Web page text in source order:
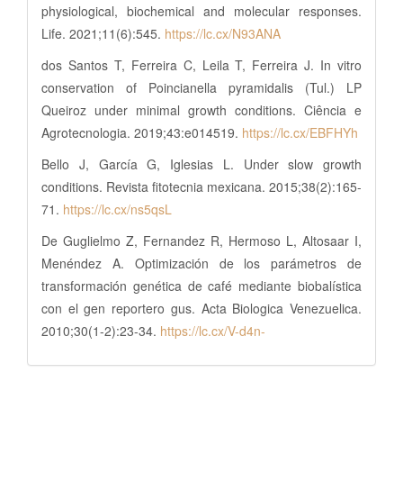
physiological, biochemical and molecular responses.
Life. 2021;11(6):545. https://lc.cx/N93ANA
dos Santos T, Ferreira C, Leila T, Ferreira J. In vitro
conservation of Poincianella pyramidalis (Tul.) LP
Queiroz under minimal growth conditions. Ciência e
Agrotecnologia. 2019;43:e014519. https://lc.cx/EBFHYh
Bello J, García G, Iglesias L. Under slow growth
conditions. Revista fitotecnia mexicana. 2015;38(2):165-
71. https://lc.cx/ns5qsL
De Guglielmo Z, Fernandez R, Hermoso L, Altosaar I,
Menéndez A. Optimización de los parámetros de
transformación genética de café mediante biobalística
con el gen reportero gus. Acta Biologica Venezuelica.
2010;30(1-2):23-34. https://lc.cx/V-d4n-